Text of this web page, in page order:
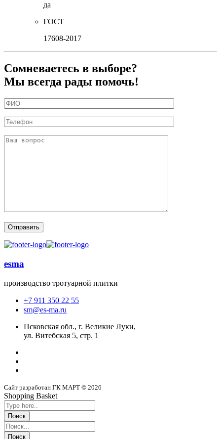
да
ГОСТ
17608-2017
Сомневаетесь в выборе?
Мы всегда рады помочь!
esma
производство тротуарной плитки
+7 911 350 22 55
sm@es-ma.ru
Псковская обл., г. Великие Луки,
ул. Витебская 5, стр. 1
Сайт разработан ГК МАРТ © 2026
Shopping Basket